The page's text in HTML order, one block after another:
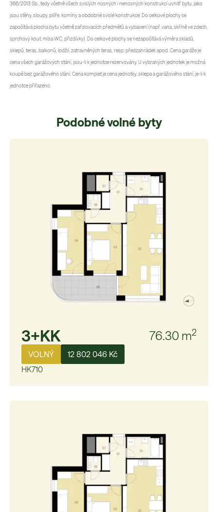
366/2013 Sb., tedy včetně všech svislých nosných i nenosných konstrukcí uvnitř bytu, jako
jsou stěny, sloupy, pilíře, komíny a obdobné svislé konstrukce. Do celkové plochy se
započítává plocha bytu včetně zařizovacích předmětů a vybavení (např. vana, skříně ve zdech,
sprchový kout, mísa WC, přizdívky). Do celkové plochy se nezapočítává výměra skladů,
sklepů, teras, balkonů, lodžií, zatravněných teras, resp. předzahrádek apod. Cena garáže je
cena všech garážových stání, jsou-li k jednotce rezervovány. U vybraných jednotek je možná
koupě bez garážového stání. Cena komplet je cena jednotky, sklepa a garážového stání, je-li k
jednotce přiřazeno.
Podobné volné byty
3+KK 76.30 m2
VOLNÝ
12 802 046 Kč
HK710